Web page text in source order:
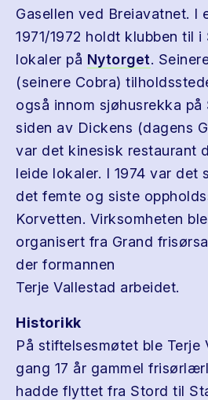
Gasellen ved Breiavatnet. I
1971/1972 holdt klubben til
lokaler på Nytorget.
(seinere Cobra)
også innom sjøhusrekka
siden av Dickens (dagens
var det kinesisk restaurant
leide lokaler. I 1974 var det
det femte og siste
Korvetten. Virksomheten
organisert fra Grand
der formannen
Terje Vallestad arbeidet.
Historikk
På stiftelsesmøtet ble Terje
gang 17 år gammel
hadde flyttet fra Stord til